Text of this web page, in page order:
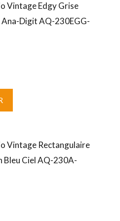
Vintage Edgy Grise
Ana-Digit AQ-230EGG-
Vintage Rectangulaire
Bleu Ciel AQ-230A-